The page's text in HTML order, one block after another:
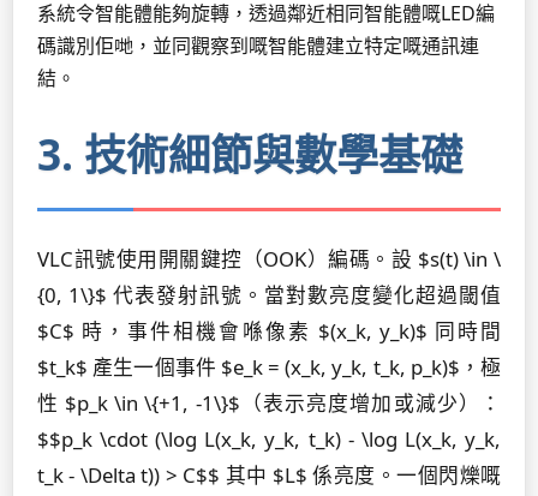
系統令智能體能夠旋轉，透過鄰近相同智能體嘅LED編
碼識別佢哋，並同觀察到嘅智能體建立特定嘅通訊連
結。
3. 技術細節與數學基礎
VLC訊號使用開關鍵控（OOK）編碼。設 $s(t) \in \
{0, 1\}$ 代表發射訊號。當對數亮度變化超過閾值
$C$ 時，事件相機會喺像素 $(x_k, y_k)$ 同時間
$t_k$ 產生一個事件 $e_k = (x_k, y_k, t_k, p_k)$，極
性 $p_k \in \{+1, -1\}$（表示亮度增加或減少）：
$$p_k \cdot (\log L(x_k, y_k, t_k) - \log L(x_k, y_k,
t_k - \Delta t)) > C$$ 其中 $L$ 係亮度。一個閃爍嘅